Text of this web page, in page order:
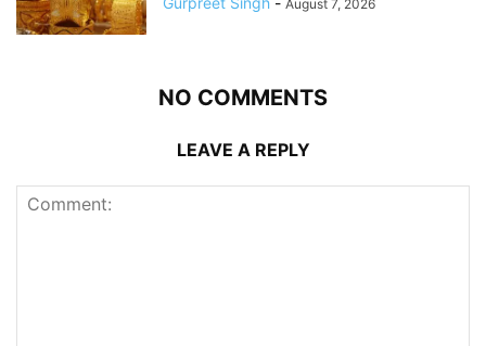
August 7, 2026
NO COMMENTS
LEAVE A REPLY